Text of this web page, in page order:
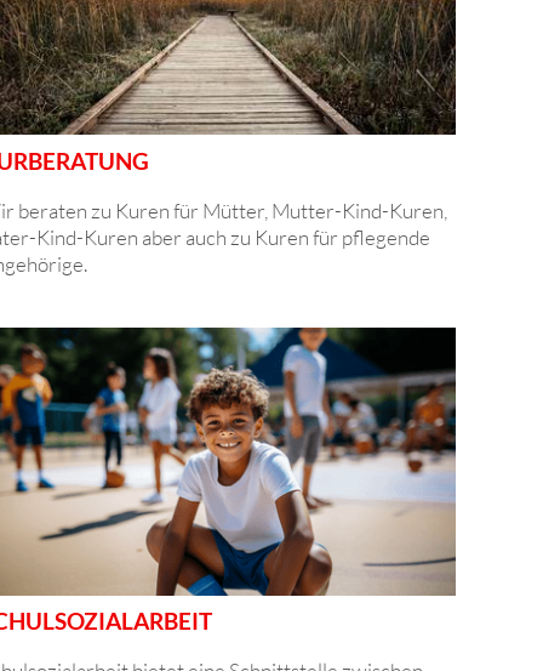
beraten zu Kuren für Mütter, Mutter-Kind-Kuren,
Kind-Kuren aber auch zu Kuren für pflegende